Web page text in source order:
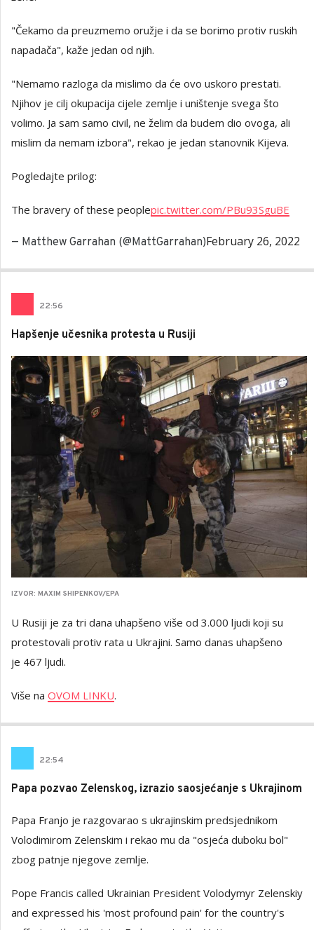
"Čekamo da preuzmemo oružje i da se borimo protiv ruskih
napadača", kaže jedan od njih.
"Nemamo razloga da mislimo da će ovo uskoro prestati.
Njihov je cilj okupacija cijele zemlje i uništenje svega što
volimo. Ja sam samo civil, ne želim da budem dio ovoga, ali
mislim da nemam izbora", rekao je jedan stanovnik Kijeva.
Pogledajte prilog:
The bravery of these peoplepic.twitter.com/PBu93SguBE
— Matthew Garrahan (@MattGarrahan)February 26, 2022
22:56
Hapšenje učesnika protesta u Rusiji
IZVOR: MAXIM SHIPENKOV/EPA
U Rusiji je za tri dana uhapšeno više od 3.000 ljudi koji su
protestovali protiv rata u Ukrajini. Samo danas uhapšeno
je 467 ljudi.
Više na OVOM LINKU.
22:54
Papa pozvao Zelenskog, izrazio saosjećanje s Ukrajinom
Papa Franjo je razgovarao s ukrajinskim predsjednikom
Volodimirom Zelenskim i rekao mu da "osjeća duboku bol"
zbog patnje njegove zemlje.
Pope Francis called Ukrainian President Volodymyr Zelenskiy
and expressed his 'most profound pain' for the country's